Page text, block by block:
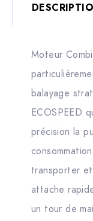
Moteur
balayage
ECOSPEED
précision la
transporter
attache
un tour de